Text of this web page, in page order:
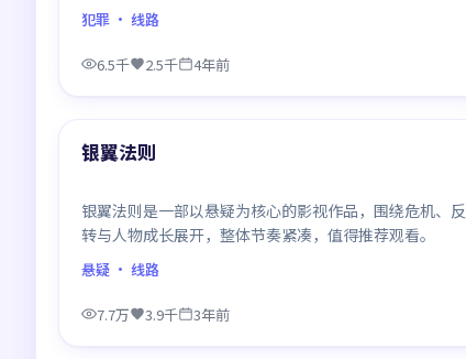
犯罪 · 线路
6.5千 2.5千 4年前
最新
银翼法则
银翼法则是一部以悬疑为核心的影视作品，围绕危机、反
转与人物成长展开，整体节奏紧凑，值得推荐观看。
悬疑 · 线路
7.7万 3.9千 3年前